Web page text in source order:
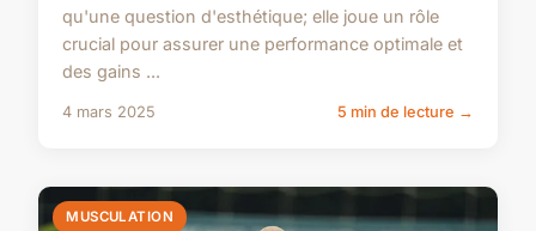
qu'une question d'esthétique; elle joue un rôle
crucial pour assurer une performance optimale et
des gains ...
4 mars 2025 5 min de lecture →
MUSCULATION